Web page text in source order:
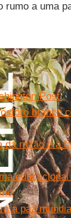
rumo a uma
Post
branco
razão e a
a paz